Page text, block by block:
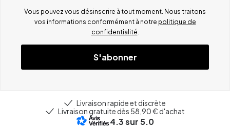
Vous pouvez vous désinscrire à tout moment. Nous traitons
vos informations conformément à notre politique de
confidentialité
S'abonner
Livraison rapide et discrète
Livraison gratuite dès 58,90 € d'achat
4.3sur 5.0